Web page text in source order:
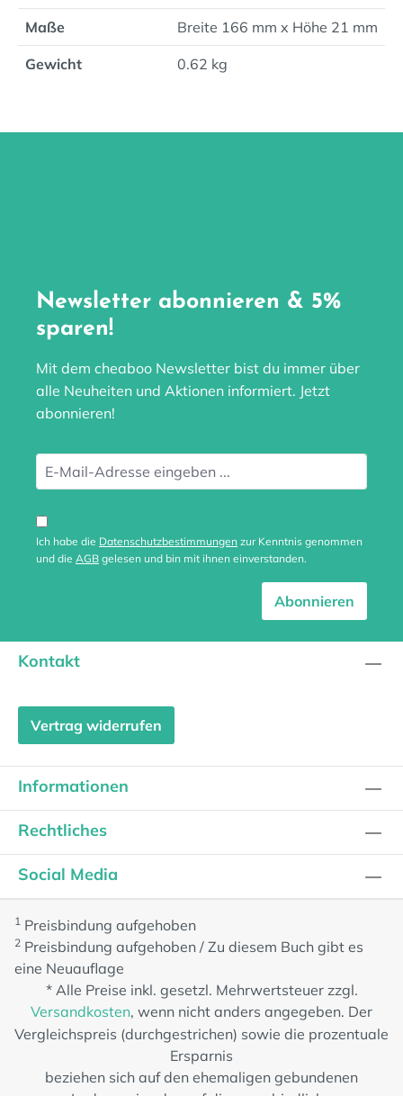
Maße Breite 166 mm x Höhe 21 mm
Gewicht 0.62 kg
Newsletter abonnieren & 5%
sparen!
Mit dem cheaboo Newsletter bist du immer über
alle Neuheiten und Aktionen informiert. Jetzt
abonnieren!
Ich habe die Datenschutzbestimmungen zur Kenntnis genommen
und die AGB gelesen und bin mit ihnen einverstanden.
Abonnieren
Kontakt
Vertrag widerrufen
Informationen
Rechtliches
Social Media
1 Preisbindung aufgehoben
2 Preisbindung aufgehoben / Zu diesem Buch gibt es
eine Neuauflage
* Alle Preise inkl. gesetzl. Mehrwertsteuer zzgl.
Versandkosten, wenn nicht anders angegeben. Der
Vergleichspreis (durchgestrichen) sowie die prozentuale
Ersparnis
beziehen sich auf den ehemaligen gebundenen